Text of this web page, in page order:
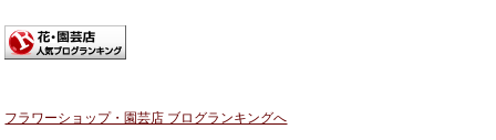
フラワーショップ・園芸店 ブログランキングへ